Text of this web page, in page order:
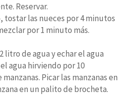
Reservar.
tostar las nueces por 4 minutos
por 1 minuto más.
litro de agua y echar el agua
agua hirviendo por 10
Picar las manzanas en
en un palito de brocheta.